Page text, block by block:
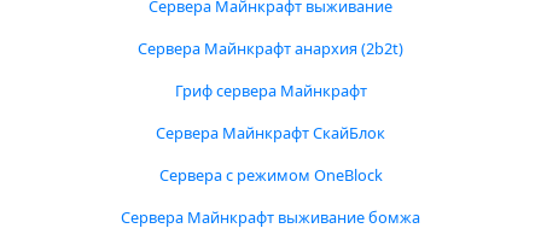
Сервера Майнкрафт выживание
Сервера Майнкрафт анархия (2b2t)
Гриф сервера Майнкрафт
Сервера Майнкрафт СкайБлок
Сервера с режимом OneBlock
Сервера Майнкрафт выживание бомжа